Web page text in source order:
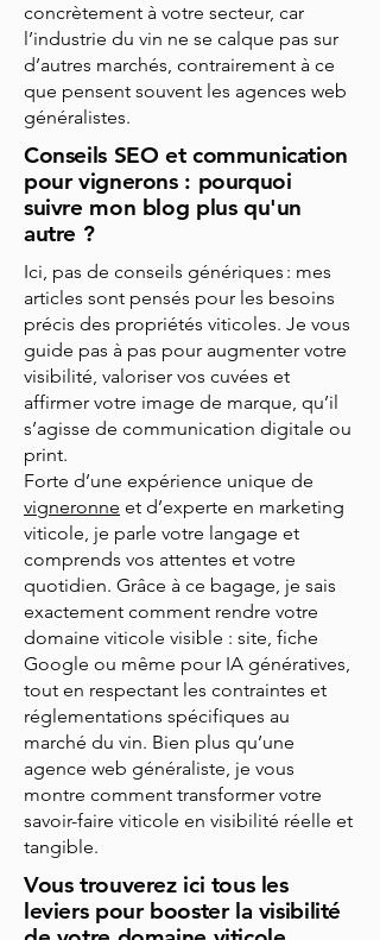
concrètement à votre secteur, car
l’industrie du vin ne se calque pas sur
d’autres marchés, contrairement à ce
que pensent souvent les agences web
généralistes.
Conseils SEO et communication
pour vignerons : pourquoi
suivre mon blog plus qu'un
autre ?
Ici, pas de conseils génériques : mes
articles sont pensés pour les besoins
précis des propriétés viticoles. Je vous
guide pas à pas pour augmenter votre
visibilité, valoriser vos cuvées et
affirmer votre image de marque, qu’il
s’agisse de communication digitale ou
print.
Forte d’une expérience unique de
vigneronne et d’experte en marketing
viticole, je parle votre langage et
comprends vos attentes et votre
quotidien. Grâce à ce bagage, je sais
exactement comment rendre votre
domaine viticole visible : site, fiche
Google ou même pour IA génératives,
tout en respectant les contraintes et
réglementations spécifiques au
marché du vin. Bien plus qu’une
agence web généraliste, je vous
montre comment transformer votre
savoir-faire viticole en visibilité réelle et
tangible.
Vous trouverez ici tous les
leviers pour booster la visibilité